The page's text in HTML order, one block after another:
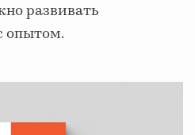
развивать
опытом.